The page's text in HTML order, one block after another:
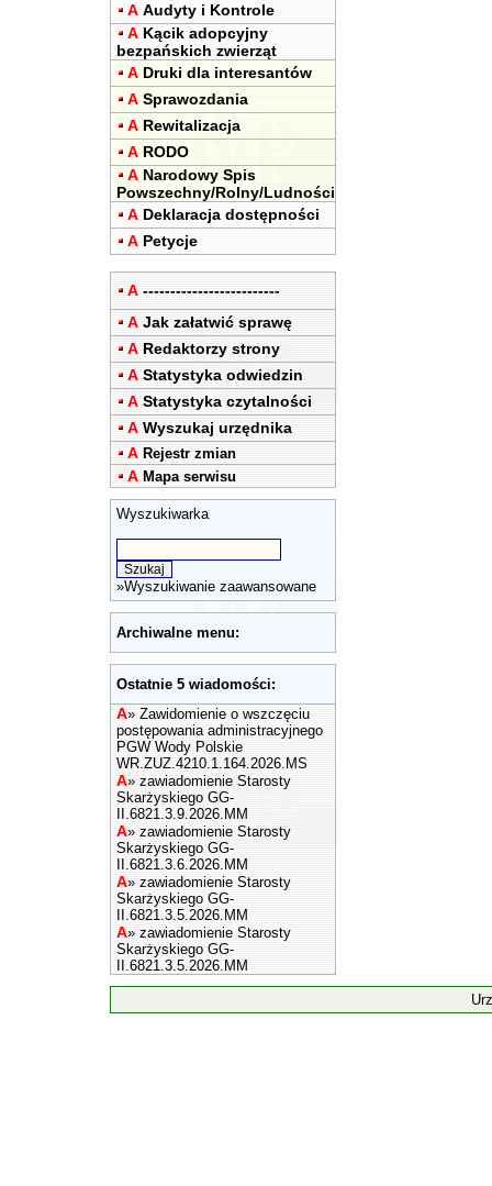
A Audyty i Kontrole
A Kącik adopcyjny
bezpańskich zwierząt
A Druki dla interesantów
A Sprawozdania
A Rewitalizacja
A RODO
A Narodowy Spis
Powszechny/Rolny/Ludności
A Deklaracja dostępności
A Petycje
A -------------------------
A Jak załatwić sprawę
A Redaktorzy strony
A Statystyka odwiedzin
A Statystyka czytalności
A Wyszukaj urzędnika
A Rejestr zmian
A Mapa serwisu
Wyszukiwarka
»Wyszukiwanie zaawansowane
Archiwalne menu:
Ostatnie 5 wiadomości:
A» Zawidomienie o wszczęciu
postępowania administracyjnego
PGW Wody Polskie
WR.ZUZ.4210.1.164.2026.MS
A» zawiadomienie Starosty
Skarżyskiego GG-
II.6821.3.9.2026.MM
A» zawiadomienie Starosty
Skarżyskiego GG-
II.6821.3.6.2026.MM
A» zawiadomienie Starosty
Skarżyskiego GG-
II.6821.3.5.2026.MM
A» zawiadomienie Starosty
Skarżyskiego GG-
II.6821.3.5.2026.MM